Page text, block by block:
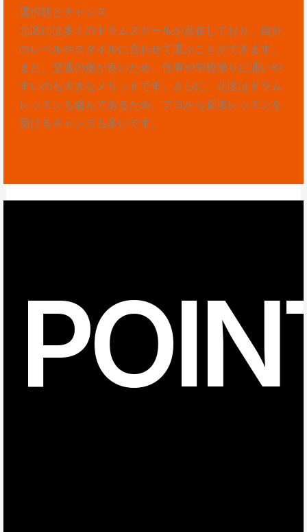
選択肢とチャンス
北区には多くのドラムスクールが点在しており、自分
のレベルやスタイルに合わせて選ぶことができます。
また、交通の便が良いため、仕事や学校帰りに通いや
すいのも大きなメリットです。さらに、北区はドラム
レッスンも盛んであるため、プロから直接レッスンを
受けるチャンスも多いです。